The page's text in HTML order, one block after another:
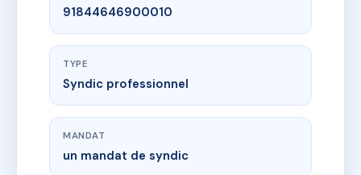
91844646900010
TYPE
Syndic professionnel
MANDAT
un mandat de syndic